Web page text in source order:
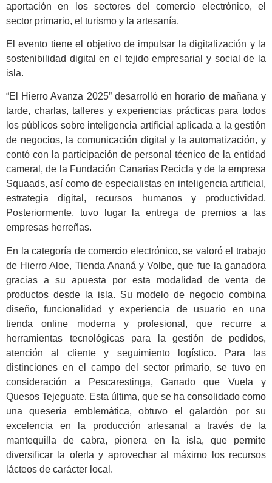
aportación en los sectores del comercio electrónico, el
sector primario, el turismo y la artesanía.
El evento tiene el objetivo de impulsar la digitalización y la
sostenibilidad digital en el tejido empresarial y social de la
isla.
“El Hierro Avanza 2025” desarrolló en horario de mañana y
tarde, charlas, talleres y experiencias prácticas para todos
los públicos sobre inteligencia artificial aplicada a la gestión
de negocios, la comunicación digital y la automatización, y
contó con la participación de personal técnico de la entidad
cameral, de la Fundación Canarias Recicla y de la empresa
Squaads, así como de especialistas en inteligencia artificial,
estrategia digital, recursos humanos y productividad.
Posteriormente, tuvo lugar la entrega de premios a las
empresas herreñas.
En la categoría de comercio electrónico, se valoró el trabajo
de Hierro Aloe, Tienda Ananá y Volbe, que fue la ganadora
gracias a su apuesta por esta modalidad de venta de
productos desde la isla. Su modelo de negocio combina
diseño, funcionalidad y experiencia de usuario en una
tienda online moderna y profesional, que recurre a
herramientas tecnológicas para la gestión de pedidos,
atención al cliente y seguimiento logístico. Para las
distinciones en el campo del sector primario, se tuvo en
consideración a Pescarestinga, Ganado que Vuela y
Quesos Tejeguate. Esta última, que se ha consolidado como
una quesería emblemática, obtuvo el galardón por su
excelencia en la producción artesanal a través de la
mantequilla de cabra, pionera en la isla, que permite
diversificar la oferta y aprovechar al máximo los recursos
lácteos de carácter local.